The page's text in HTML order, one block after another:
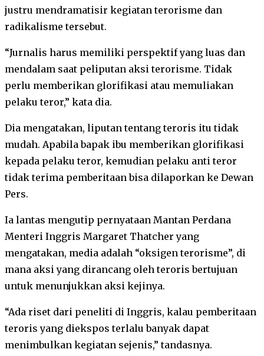
justru mendramatisir kegiatan terorisme dan
radikalisme tersebut.
“Jurnalis harus memiliki perspektif yang luas dan
mendalam saat peliputan aksi terorisme. Tidak
perlu memberikan glorifikasi atau memuliakan
pelaku teror,” kata dia.
Dia mengatakan, liputan tentang teroris itu tidak
mudah. Apabila bapak ibu memberikan glorifikasi
kepada pelaku teror, kemudian pelaku anti teror
tidak terima pemberitaan bisa dilaporkan ke Dewan
Pers.
Ia lantas mengutip pernyataan Mantan Perdana
Menteri Inggris Margaret Thatcher yang
mengatakan, media adalah “oksigen terorisme”, di
mana aksi yang dirancang oleh teroris bertujuan
untuk menunjukkan aksi kejinya.
“Ada riset dari peneliti di Inggris, kalau pemberitaan
teroris yang diekspos terlalu banyak dapat
menimbulkan kegiatan sejenis,” tandasnya.